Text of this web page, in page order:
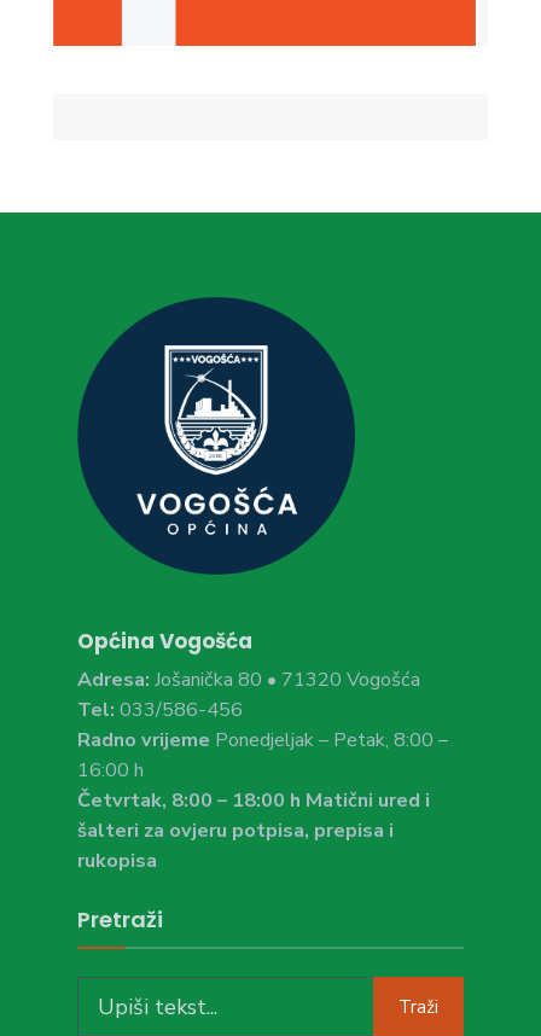
Općina Vogošća
Adresa: Jošanička 80 • 71320 Vogošća
Tel: 033/586-456
Radno vrijeme Ponedjeljak – Petak, 8:00 –
16:00 h
Četvrtak, 8:00 – 18:00 h Matični ured i
šalteri za ovjeru potpisa, prepisa i
rukopisa
Pretraži
for:
Traži